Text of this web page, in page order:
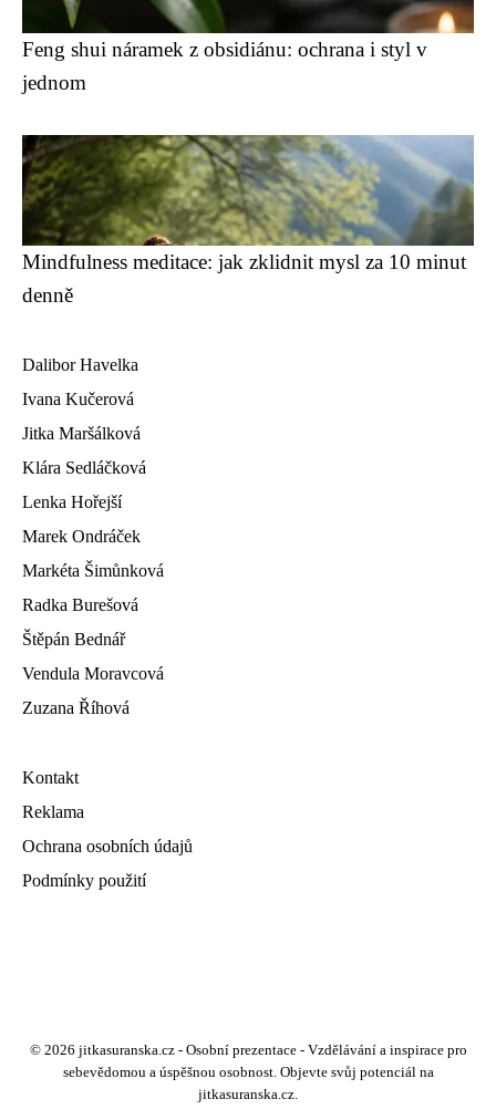
Feng shui náramek z obsidiánu: ochrana i styl v
jednom
Mindfulness meditace: jak zklidnit mysl za 10 minut
denně
Dalibor Havelka
Ivana Kučerová
Jitka Maršálková
Klára Sedláčková
Lenka Hořejší
Marek Ondráček
Markéta Šimůnková
Radka Burešová
Štěpán Bednář
Vendula Moravcová
Zuzana Říhová
Kontakt
Reklama
Ochrana osobních údajů
Podmínky použití
© 2026 jitkasuranska.cz - Osobní prezentace - Vzdělávání a inspirace pro
sebevědomou a úspěšnou osobnost. Objevte svůj potenciál na
jitkasuranska.cz.